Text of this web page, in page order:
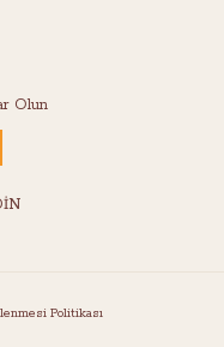
Olun
Politikası